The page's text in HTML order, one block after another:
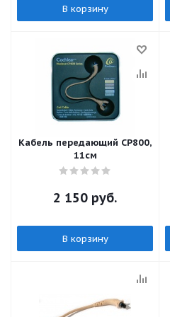
В корзину
Кабель передающий CP800,
11см
2 150 руб.
В корзину